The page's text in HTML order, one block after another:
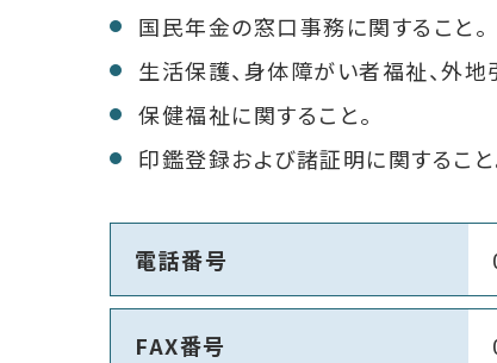
国民年金の窓口事務に関すること。
生活保護、身体障がい者福祉、外地
保健福祉に関すること。
印鑑登録および諸証明に関すること
電話番号
FAX番号